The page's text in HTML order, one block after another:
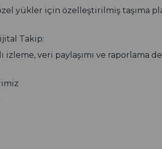
yükler için özelleştirilmiş taşıma
Takip:
izleme, veri paylaşımı ve raporlama